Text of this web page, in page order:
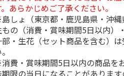
5,980円
(送料・税込)
3,780円
(送料・税込)
あらかじめご了承ください。
しょ（東京都・鹿児島県・沖縄
もの（消費・賞味期間5日以内）
部・生花（セット商品を含む）
費・賞味期間5日以内の商品を
期限の当日になることがあります